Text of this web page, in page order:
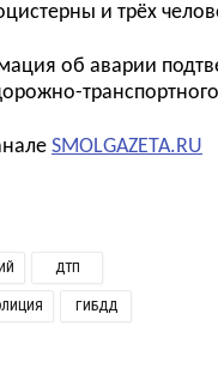
и трёх
об аварии
SMOLGAZETA.RU
ДТП
ГИБДД